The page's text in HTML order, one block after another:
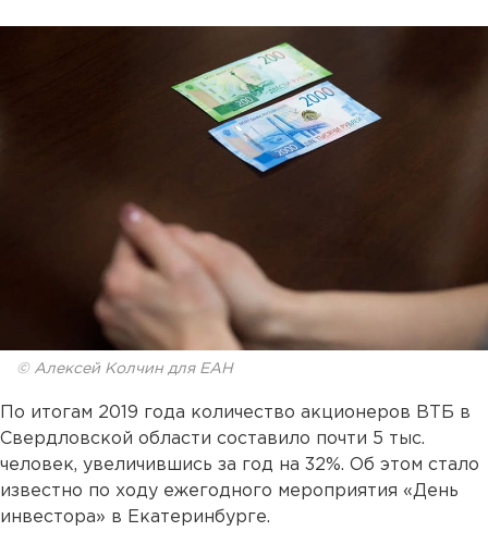
© Алексей Колчин для ЕАН
По итогам 2019 года количество акционеров ВТБ в
Свердловской области составило почти 5 тыс.
человек, увеличившись за год на 32%. Об этом стало
известно по ходу ежегодного мероприятия «День
инвестора» в Екатеринбурге.